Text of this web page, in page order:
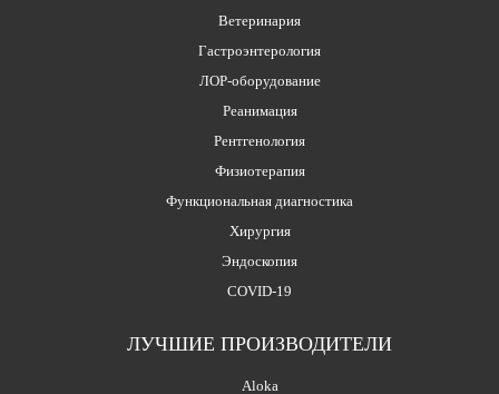
Ветеринария
Гастроэнтерология
ЛОР-оборудование
Реанимация
Рентгенология
Физиотерапия
Функциональная диагностика
Хирургия
Эндоскопия
COVID-19
ЛУЧШИЕ ПРОИЗВОДИТЕЛИ
Aloka